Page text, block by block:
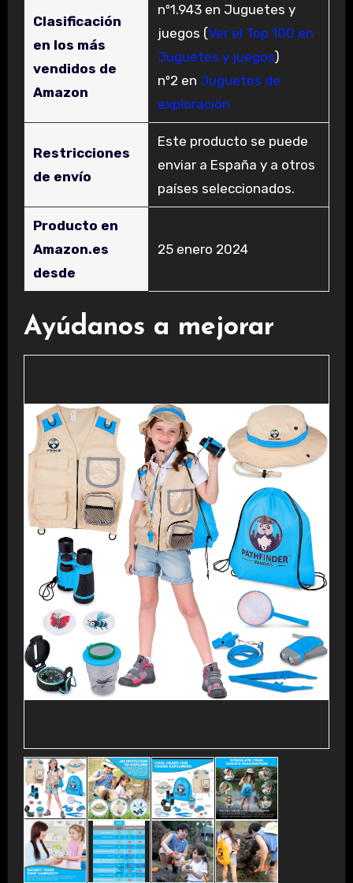
Clasificación
en los más
vendidos de
Amazon
nº1.943 en Juguetes y
juegos (Ver el Top 100 en
Juguetes y juegos)
nº2 en Juguetes de
exploración
Restricciones
de envío
Este producto se puede
enviar a España y a otros
países seleccionados.
Producto en
Amazon.es
desde
25 enero 2024
Ayúdanos a mejorar